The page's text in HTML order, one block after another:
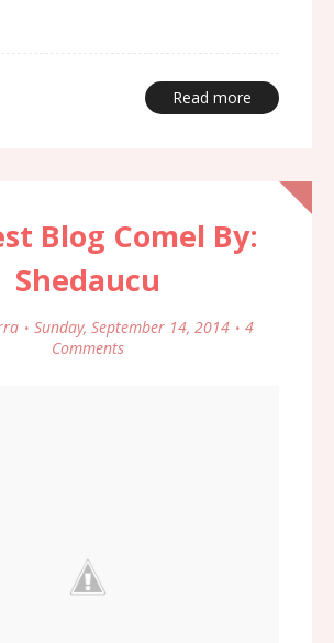
Read more
Blog Comel By:
Shedaucu
Sunday, September 14, 2014
4
Comments